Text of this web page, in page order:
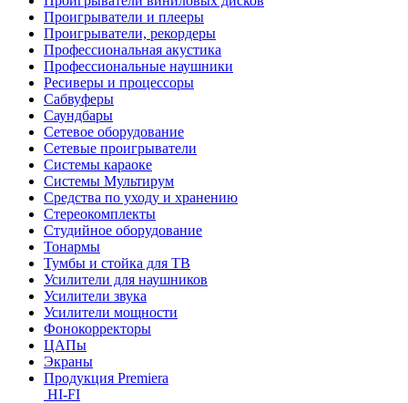
Проигрыватели и плееры
Проигрыватели, рекордеры
Профессиональная акустика
Профессиональные наушники
Ресиверы и процессоры
Сабвуферы
Саундбары
Сетевое оборудование
Сетевые проигрыватели
Системы караоке
Системы Мультирум
Средства по уходу и хранению
Стереокомплекты
Студийное оборудование
Тонармы
Тумбы и стойка для ТВ
Усилители для наушников
Усилители звука
Усилители мощности
Фонокорректоры
ЦАПы
Экраны
Продукция Premiera
HI-FI